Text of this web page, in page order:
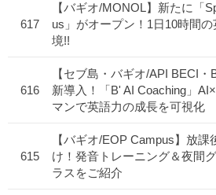
617
【バギオ/MONOL】新たに「
us」がオープン！1日10時間
境!!
616
【セブ島・バギオ/API BECI・
新導入！「B' AI Coaching」
マンで英語力の成長を可視化
615
【バギオ/EOP Campus】放課
け！発音トレーニング＆夜間
ラスをご紹介